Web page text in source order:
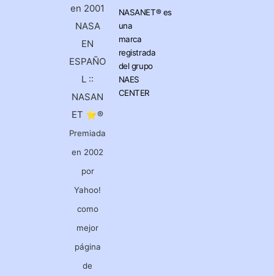
en 2001
NASA
EN
ESPAÑO
L ::
NASAN
ET ⭐®
Premiada
en 2002
por
Yahoo!
como
mejor
página
de
NASANET®es
una
marca
registrada
del grupo
NAES
CENTER